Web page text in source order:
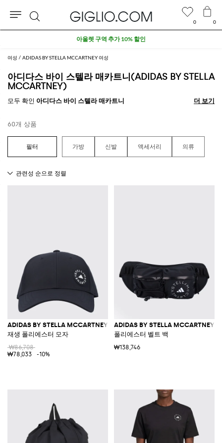
여성 ADIDAS BY STELLA MCCARTNEY 여성
아디다스 바이 스텔라 매카트니(ADIDAS BY STELLA
MCCARTNEY)
모두 확인 아디다스 바이 스텔라 매카트니 더 보기
더 보기
60개 상품
가방 신발 액세서리 의류
ADIDAS BY STELLA MCCARTNEY
재생 폴리에스터 모자
₩86,708
₩78,033
-10%
ADIDAS BY STELLA MCCARTNEY
폴리에스터 벨트 백
₩138,746
0 0
검
아울렛 구역 추가 10% 할인